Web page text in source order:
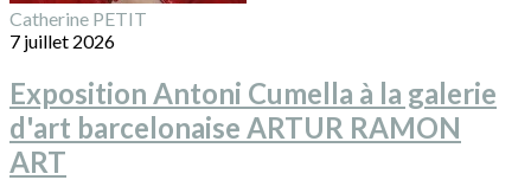
Catherine PETIT
7 juillet 2026
Exposition Antoni Cumella à la galerie
d'art barcelonaise ARTUR RAMON
ART